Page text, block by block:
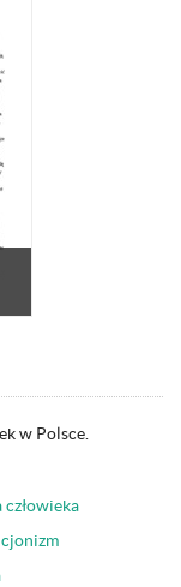
w Polsce.